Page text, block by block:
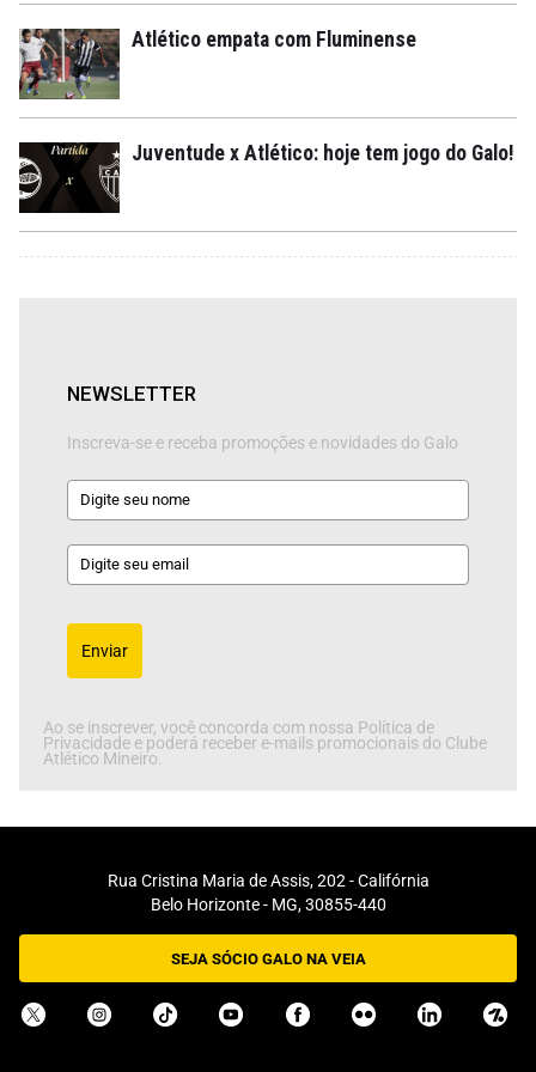
Atlético empata com Fluminense
Juventude x Atlético: hoje tem jogo do Galo!
NEWSLETTER
Inscreva-se e receba promoções e novidades do Galo
Enviar
Ao se inscrever, você concorda com nossa Política de
Privacidade e poderá receber e-mails promocionais do Clube
Atlético Mineiro.
Rua Cristina Maria de Assis, 202 - Califórnia
Belo Horizonte - MG, 30855-440
SEJA SÓCIO GALO NA VEIA